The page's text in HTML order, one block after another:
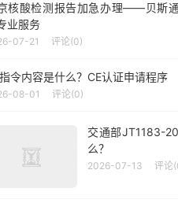
核酸检测报告加急办理——贝斯
业服务
07-21 评论(0)
令内容是什么？CE认证申请程序
08-01 评论(0)
交通部JT1183-
么？
2026-07-13 评论